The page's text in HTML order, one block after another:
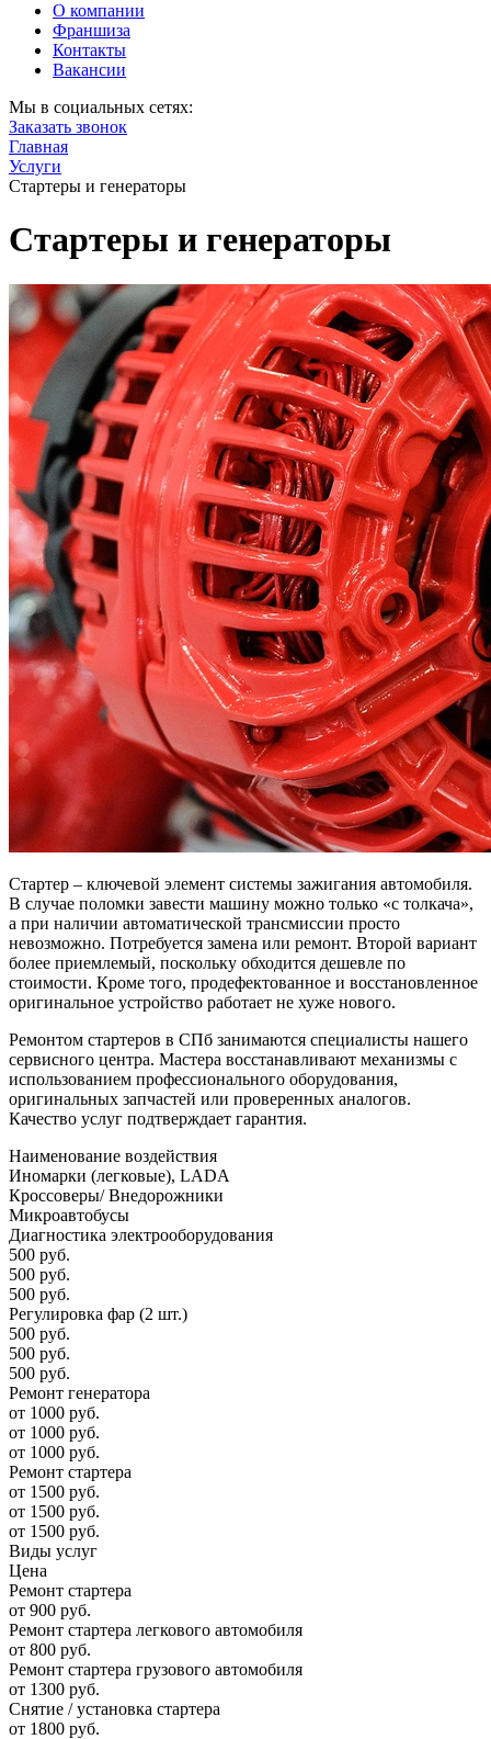
О компании
Франшиза
Контакты
Вакансии
Мы в социальных сетях:
Заказать звонок
Главная
Услуги
Стартеры и генераторы
Стартеры и генераторы
Стартер – ключевой элемент системы зажигания автомобиля.
В случае поломки завести машину можно только «с толкача»,
а при наличии автоматической трансмиссии просто
невозможно. Потребуется замена или ремонт. Второй вариант
более приемлемый, поскольку обходится дешевле по
стоимости. Кроме того, продефектованное и восстановленное
оригинальное устройство работает не хуже нового.
Ремонтом стартеров в СПб занимаются специалисты нашего
сервисного центра. Мастера восстанавливают механизмы с
использованием профессионального оборудования,
оригинальных запчастей или проверенных аналогов.
Качество услуг подтверждает гарантия.
Наименование воздействия
Иномарки (легковые), LADA
Кроссоверы/ Внедорожники
Микроавтобусы
Диагностика электрооборудования
500 руб.
500 руб.
500 руб.
Регулировка фар (2 шт.)
500 руб.
500 руб.
500 руб.
Ремонт генератора
от 1000 руб.
от 1000 руб.
от 1000 руб.
Ремонт стартера
от 1500 руб.
от 1500 руб.
от 1500 руб.
Виды услуг
Цена
Ремонт стартера
от 900 руб.
Ремонт стартера легкового автомобиля
от 800 руб.
Ремонт стартера грузового автомобиля
от 1300 руб.
Снятие / установка стартера
от 1800 руб.